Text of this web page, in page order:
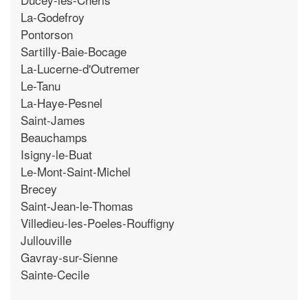
La-Godefroy
Pontorson
Sartilly-Baie-Bocage
La-Lucerne-d'Outremer
Le-Tanu
La-Haye-Pesnel
Saint-James
Beauchamps
Isigny-le-Buat
Le-Mont-Saint-Michel
Brecey
Saint-Jean-le-Thomas
Villedieu-les-Poeles-Rouffigny
Jullouville
Gavray-sur-Sienne
Sainte-Cecile